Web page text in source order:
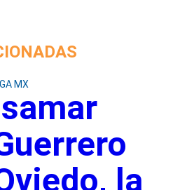
MX
la